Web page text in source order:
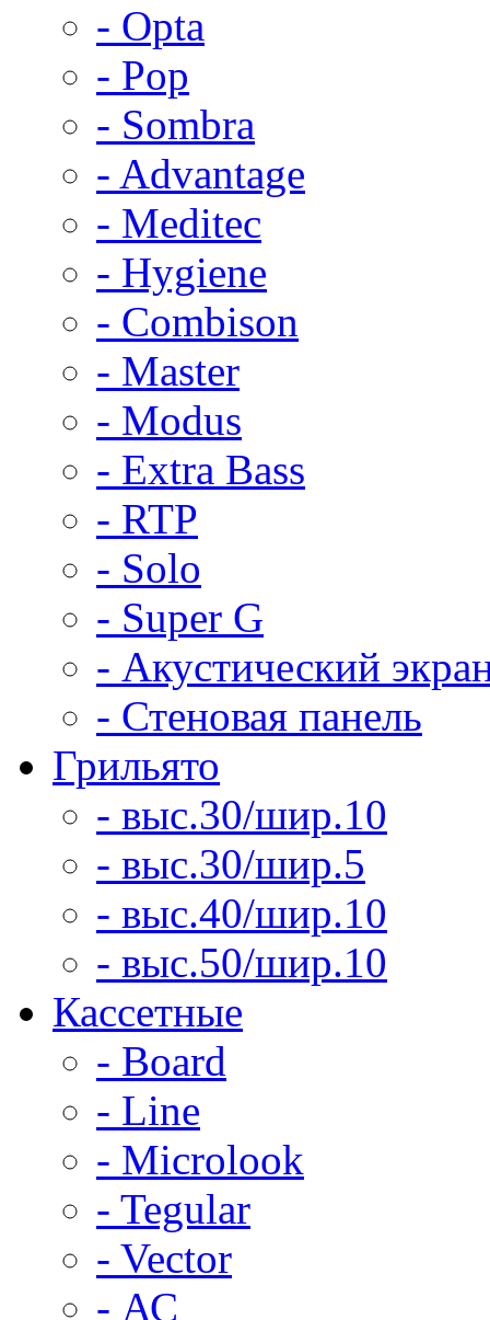
- Opta
- Pop
- Sombra
- Advantage
- Meditec
- Hygiene
- Combison
- Master
- Modus
- Extra Bass
- RTP
- Solo
- Super G
- Акустический
- Стеновая панель
Грильято
- выс.30/шир.10
- выс.30/шир.5
- выс.40/шир.10
- выс.50/шир.10
Кассетные
- Board
- Line
- Microlook
- Tegular
- Vector
- АС